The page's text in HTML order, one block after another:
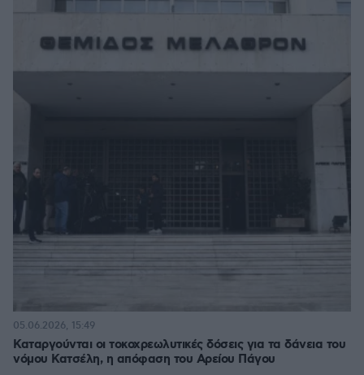
Καταργούνται οι τοκοχρεωλυτικές δόσεις για τα δάνεια του
νόμου Κατσέλη, η απόφαση του Αρείου Πάγου
05.06.2026, 15:49